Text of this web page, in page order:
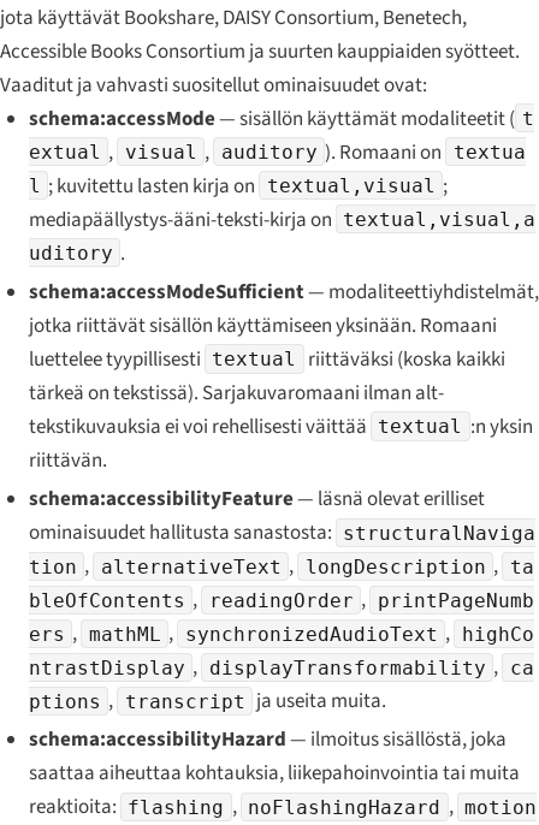
jota käyttävät Bookshare, DAISY Consortium, Benetech,
Accessible Books Consortium ja suurten kauppiaiden syötteet.
Vaaditut ja vahvasti suositellut ominaisuudet ovat:
schema:accessMode— sisällön käyttämät modaliteetit ( t
extual , visual , auditory ). Romaani on
textua
l ; kuvitettu lasten kirja on textual,visual ;
mediapäällystys-ääni-teksti-kirja on textual,visual,a
uditory .
schema:accessModeSufficient— modaliteettiyhdistelmät,
jotka riittävät sisällön käyttämiseen yksinään. Romaani
luettelee tyypillisesti textual
riittäväksi (koska kaikki
tärkeä on tekstissä). Sarjakuvaromaani ilman alt-
tekstikuvauksia ei voi rehellisesti väittää textual :n yksin
riittävän.
schema:accessibilityFeature— läsnä olevat erilliset
ominaisuudet hallitusta sanastosta: structuralNaviga
tion , alternativeText , longDescription , ta
bleOfContents , readingOrder , printPageNumb
ers , mathML , synchronizedAudioText , highCo
ntrastDisplay , displayTransformability , ca
ptions , transcript
ja useita muita.
schema:accessibilityHazard— ilmoitus sisällöstä, joka
saattaa aiheuttaa kohtauksia, liikepahoinvointia tai muita
reaktioita: flashing , noFlashingHazard , motion